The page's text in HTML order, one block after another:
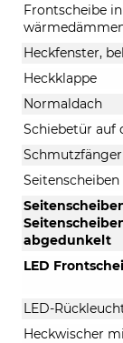
Frontscheibe
Heckfenster,
Heckklappe
Normaldach
Schiebetür auf
abgedunkelt
LED
LED-
Heckwischer